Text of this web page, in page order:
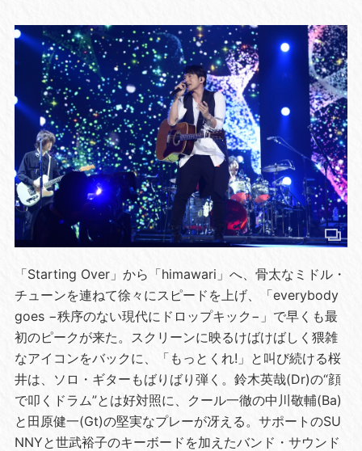
「Starting Over」から「himawari」へ、骨太なミドル・
チューンを連ねて徐々にスピードを上げ、「everybody
goes −秩序のない現代にドロップキック−」で早くも最
初のピークが来た。スクリーンに映るけばけばしく猥雑
なアイコンをバックに、「もっとくれ!」と叫び続ける桜
井は、ソロ・ギターもばりばり弾く。鈴木英哉(Dr)の“顔
で叩くドラム”とは好対照に、クール一徹の中川敬輔(Ba)
と田原健一(Gt)の堅実なプレーが冴える。サポートのSU
NNYと世武裕子のキーボードを加えたバンド・サウンド